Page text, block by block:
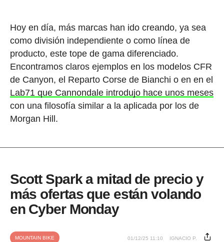
Hoy en día, más marcas han ido creando, ya sea
como división independiente o como línea de
producto, este tope de gama diferenciado.
Encontramos claros ejemplos en los modelos CFR
de Canyon, el Reparto Corse de Bianchi o en en el
Lab71 que Cannondale introdujo hace unos meses
con una filosofía similar a la aplicada por los de
Morgan Hill.
Scott Spark a mitad de precio y
más ofertas que están volando
en Cyber Monday
MOUNTAIN BIKE 01/12/25 11:10 IGNACIO P.